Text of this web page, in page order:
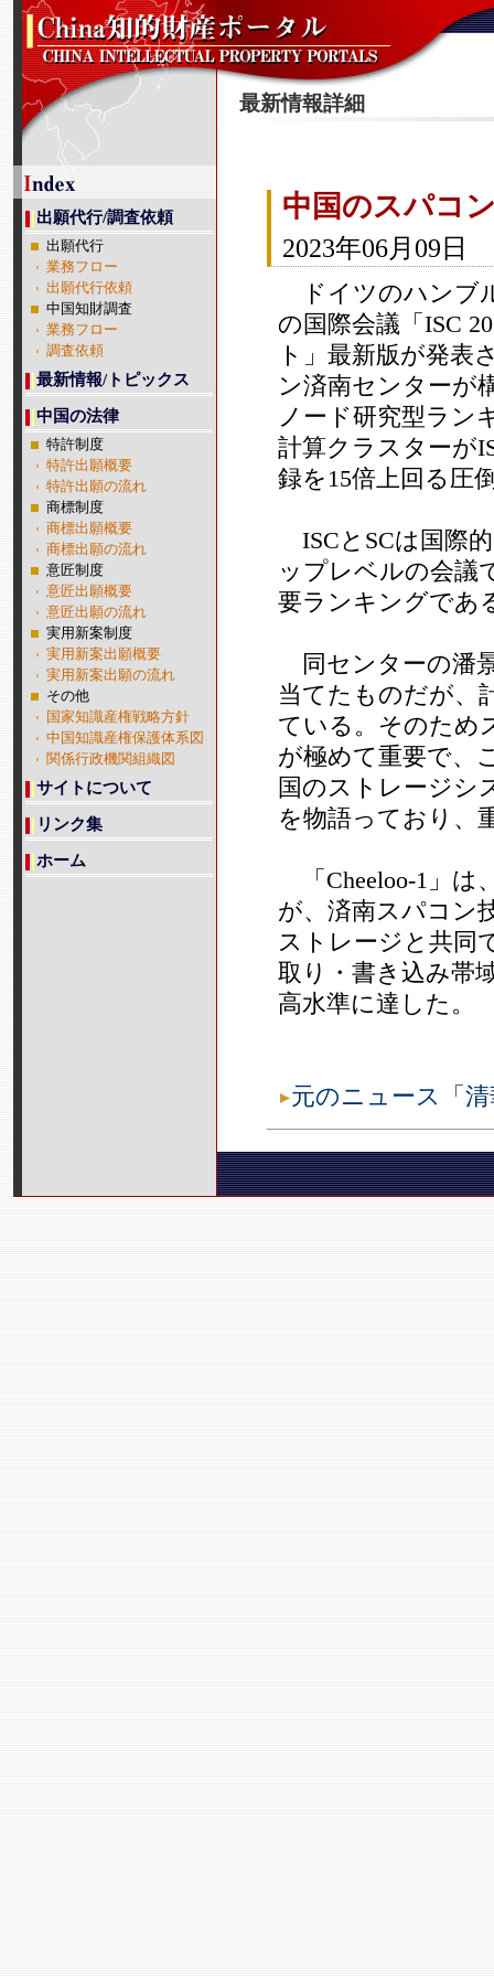
最新情報詳細
中国のスパコ
2023年06月09日
ドイツのハンブ
の国際会議「ISC
ト」最新版が発表
ン済南センターが
ノード研究型ラン
計算クラスターが
録を15倍上回る圧
ISCとSCは国際
ップレベルの会議
要ランキングであ
同センターの潘
当てたものだが、
ている。そのため
が極めて重要で、
国のストレージシ
を物語っており、
「Cheeloo-1」は
が、済南スパコン
ストレージと共同
取り・書き込み帯
高水準に達した。
元のニュース「
出願代行/調査依頼
出願代行
業務フロー
出願代行依頼
中国知財調査
業務フロー
調査依頼
最新情報/トピックス
中国の法律
特許制度
特許出願概要
特許出願の流れ
商標制度
商標出願概要
商標出願の流れ
意匠制度
意匠出願概要
意匠出願の流れ
実用新案制度
実用新案出願概要
実用新案出願の流れ
その他
国家知識産権戦略方針
中国知識産権保護体系図
関係行政機関組織図
サイトについて
リンク集
ホーム